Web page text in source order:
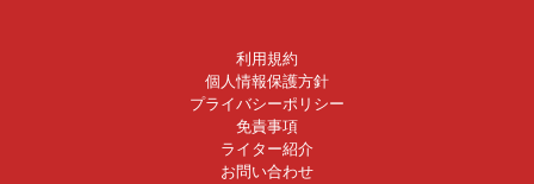
利用規約
個人情報保護方針
プライバシーポリシー
免責事項
ライター紹介
お問い合わせ